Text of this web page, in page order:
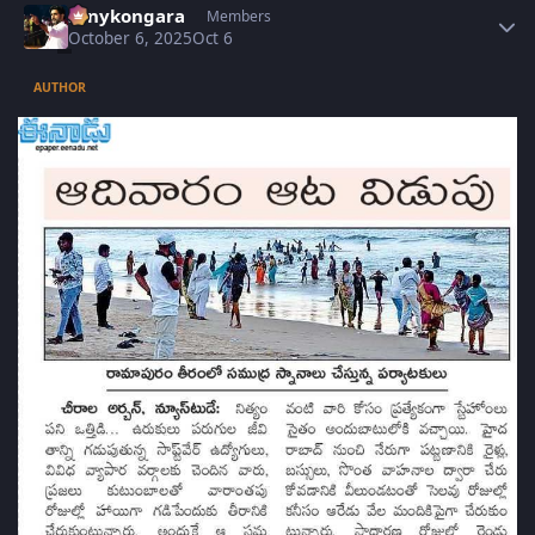
sonykongara Members
October 6, 2025Oct 6
AUTHOR